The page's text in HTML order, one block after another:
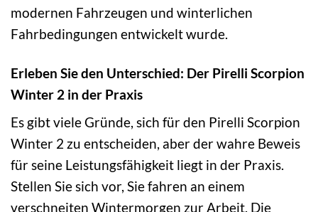
modernen Fahrzeugen und winterlichen
Fahrbedingungen entwickelt wurde.
Erleben Sie den Unterschied: Der Pirelli Scorpion
Winter 2 in der Praxis
Es gibt viele Gründe, sich für den Pirelli Scorpion
Winter 2 zu entscheiden, aber der wahre Beweis
für seine Leistungsfähigkeit liegt in der Praxis.
Stellen Sie sich vor, Sie fahren an einem
verschneiten Wintermorgen zur Arbeit. Die